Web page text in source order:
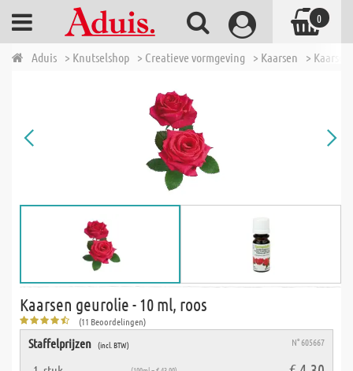
Aduis > Knutselshop > Creatieve vormgeving > Kaarsen >
Kaarsen geurolie - 10 ml, roos
(11 Beoordelingen)
Staffelprijzen (incl. BTW) N° 605667
0